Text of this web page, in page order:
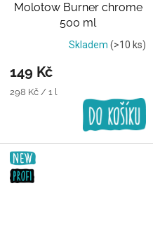
Molotow Burner chrome
500 ml
Skladem (>10 ks)
149 Kč
Měrná
298 Kč / 1 l